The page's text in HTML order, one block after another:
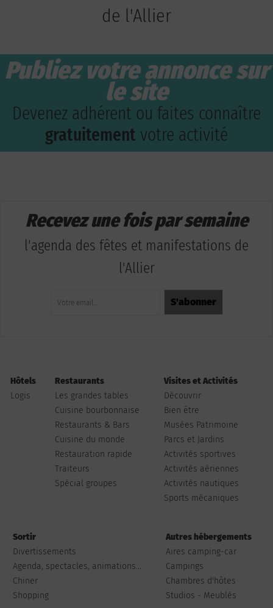
de l'Allier
Publiez votre annonce sur
le site
Devenez adhérent ou faites connaître
gratuitement votre activité
Recevez une fois par semaine
l'agenda des fêtes et manifestations de
l'Allier
Hôtels
Logis
Restaurants
Les grandes tables
Cuisine bourbonnaise
Restaurants & Bars
Cuisine du monde
Restauration rapide
Traiteurs
Spécial groupes
Visites et Activités
Découvrir
Bien être
Musées Patrimoine
Parcs et Jardins
Activités sportives
Activités aériennes
Activités nautiques
Sports mécaniques
Sortir
Divertissements
Agenda, spectacles, animations...
Chiner
Shopping
Autres hébergements
Aires camping-car
Campings
Chambres d'hôtes
Studios - Meublés